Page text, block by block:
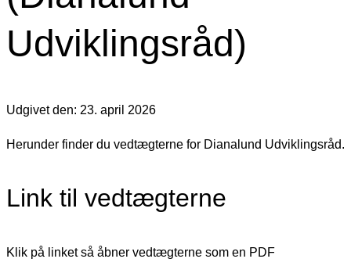
Udviklingsråd)
Udgivet den: 23. april 2026
Herunder finder du vedtægterne for Dianalund Udviklingsråd.
Link til vedtægterne
Klik på linket så åbner vedtægterne som en PDF